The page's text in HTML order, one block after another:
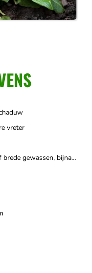
vreter
A - hoge of brede gewassen, bijna het hele jaar